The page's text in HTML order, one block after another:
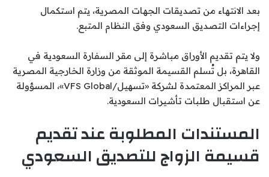
بعد الانتهاء من تصديقات الجهات المصرية، يتم استكمال
إجراءات التصديق السعودي وفق النظام المتبع.
ولا يتم تقديم الأوراق مباشرة إلى مقر السفارة السعودية في
القاهرة، بل تُسلم القسيمة الموثقة من وزارة الخارجية المصرية
عبر المراكز المعتمدة لشركة «تسهيل/VFS Global»، المسؤولة
عن استقبال طلبات تأشيرات السعودية.
المستندات المطلوبة عند تقديم
قسيمة الزواج للتصديق السعودي